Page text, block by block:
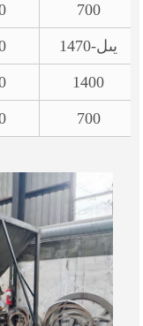
700
1470-يىل
1400
700